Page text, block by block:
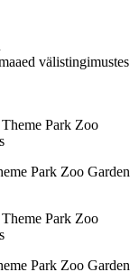
Park Zoo Garden
Park Zoo Garden